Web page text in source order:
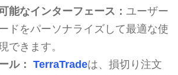
能なインターフェース： ユーザー
ドをパーソナライズして最適な使
できます。
ル： TerraTradeは、損切り注文